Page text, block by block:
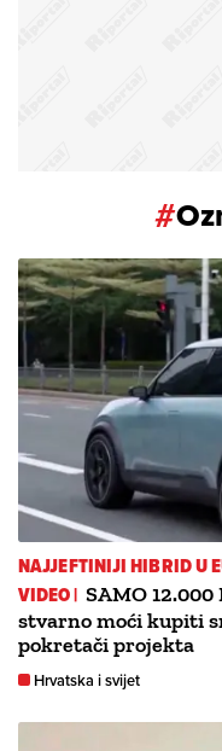
#
NAJJEFTINIJI HIBRID U
VIDEO | SAMO 12.000
stvarno moći kupiti
pokretači projekta
Hrvatska i svijet